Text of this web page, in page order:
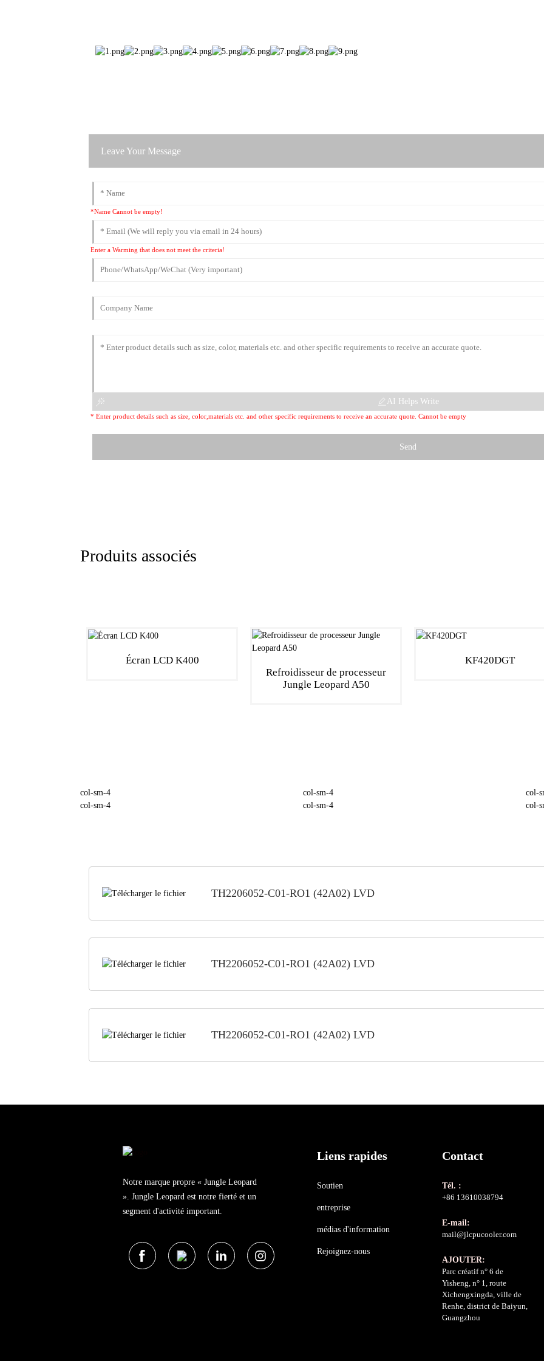
Leave Your Message
*Name Cannot be empty!
Enter a Warming that does not meet the criteria!
* Enter product details such as size, color,materials etc. and other specific requirements to receive an accurate quote. Cannot be empty
AI Helps Write
Send
Produits associés
Écran LCD K400
Refroidisseur de processeur
Jungle Leopard A50
KF420DGT
col-sm-4 col-sm-4
col-
col-sm-4
col-sm-4 col-
TH2206052-C01-RO1 (42A02) LVD
TH2206052-C01-RO1 (42A02) LVD
TH2206052-C01-RO1 (42A02) LVD
Notre marque propre « Jungle Leopard
». Jungle Leopard est notre fierté et un
segment d'activité important.
Liens rapides
Soutien
entreprise
médias d'information
Rejoignez-nous
Contact
Tél. :
+86 13610038794
E-mail:
mail@jlcpucooler.com
AJOUTER:
Parc créatif n° 6 de
Yisheng, n° 1, route
Xichengxingda, ville de
Renhe, district de Baiyun,
Guangzhou